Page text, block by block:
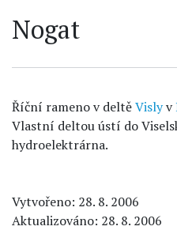
Nogat
Říční rameno v deltěVislyv
Vlastní deltou ústí do
hydroelektrárna.
Vytvořeno: 28. 8. 2006
Aktualizováno: 28. 8. 2006